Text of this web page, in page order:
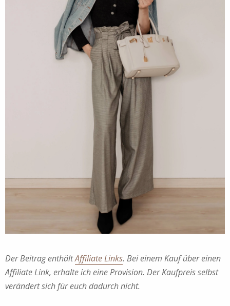
Der Beitrag enthältAffiliate Links. Bei einem Kauf über einen
Affiliate Link, erhalte ich eine Provision. Der Kaufpreis selbst
verändert sich für euch dadurch nicht.